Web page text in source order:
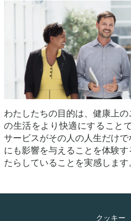
わたしたちの目的は、健康上
の生活をより快適にすること
サービスがその人の人生だけ
にも影響を与えることを体験
たらしていることを実感します
クッキー